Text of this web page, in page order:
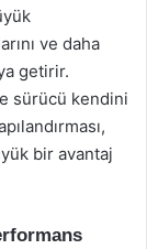
ve daha
getirir.
sürücü kendini
bir avantaj